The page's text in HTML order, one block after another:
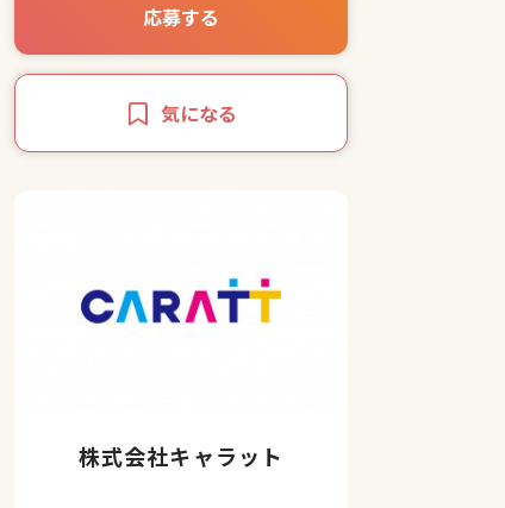
応募する
気になる
株式会社キャラット